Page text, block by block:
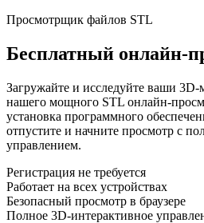
Просмотрщик файлов STL
Бесплатный онлайн-
Загружайте и исследуйте ваши
нашего мощного STL онлайн-
установка программного
отпустите и начните просмотр с
управлением.
Регистрация не требуется
Работает на всех устройствах
Безопасный просмотр в браузере
Полное 3D-интерактивное